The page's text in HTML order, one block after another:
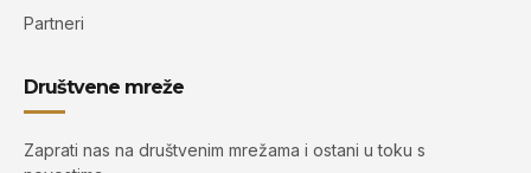
Partneri
Društvene mreže
Zaprati nas na društvenim mrežama i ostani u toku s